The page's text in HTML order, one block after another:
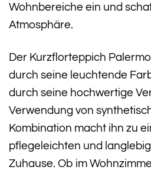
Wohnbereiche ein und
Atmosphäre.
Der Kurzflorteppich
durch seine leuchtende
durch seine hochwertige
Verwendung von
Kombination macht ihn zu
pflegeleichten und
Zuhause. Ob im